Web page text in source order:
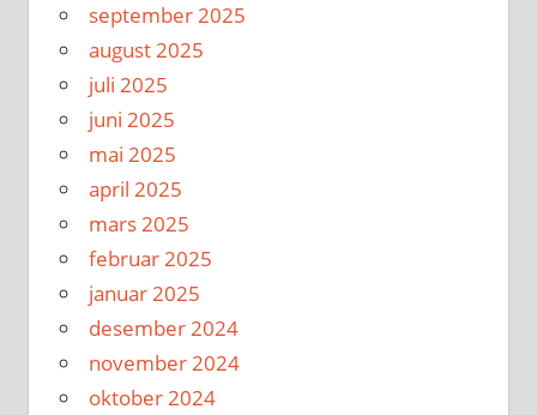
september 2025
august 2025
juli 2025
juni 2025
mai 2025
april 2025
mars 2025
februar 2025
januar 2025
desember 2024
november 2024
oktober 2024